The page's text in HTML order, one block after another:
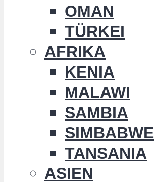
OMAN
TÜRKEI
AFRIKA
KENIA
MALAWI
SAMBIA
SIMBABWE
TANSANIA
ASIEN